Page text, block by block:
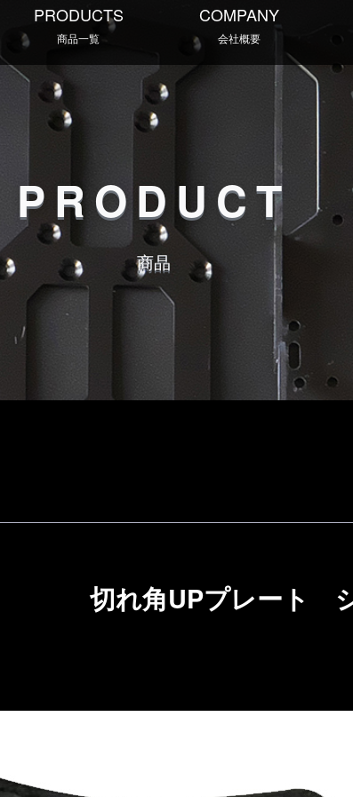
PRODUCTS
商品一覧
COMPANY
会社概要
PRODUCT
商品
切れ角UPプレート